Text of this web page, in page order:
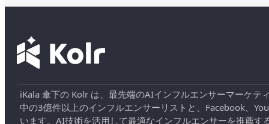
iKala 傘下の Kolr は、最先端のAIインフルエンサーマーケ
中の3億件以上のインフルエンサーリストと、Facebook、
います。AI技術を活用して最適なインフルエンサーを推薦